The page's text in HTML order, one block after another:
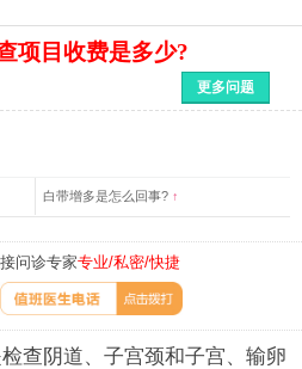
项目收费是多少?
更多问题
白带增多是怎么回事?↑
问诊专家专业/私密/快捷
阴道、子宫颈和子宫、输卵